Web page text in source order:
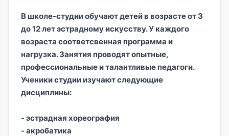
В школе-студии обучают детей в возрасте от 3
до 12 лет эстрадному искусству. У каждого
возраста соответсвенная программа и
нагрузка. Занятия проводят опытные,
профессиональные и талантливые педагоги.
Ученики студии изучают следующие
дисциплины:
- эстрадная хореография
- акpобатика